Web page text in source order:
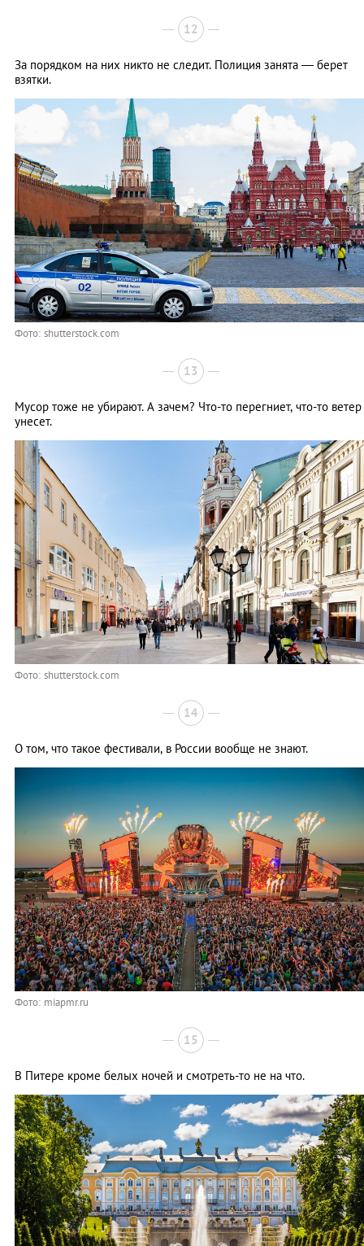
12
За порядком на них никто не следит. Полиция занята — берет
взятки.
Фото: shutterstock.com
13
Мусор тоже не убирают. А зачем? Что-то перегниет, что-то ветер
унесет.
Фото: shutterstock.com
14
О том, что такое фестивали, в России вообще не знают.
Фото: miapmr.ru
15
В Питере кроме белых ночей и смотреть-то не на что.